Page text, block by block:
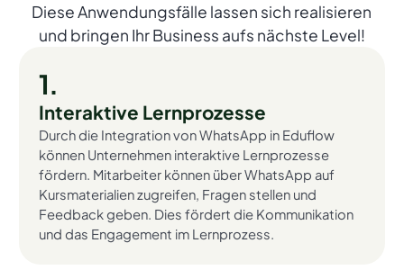
Diese Anwendungsfälle lassen sich realisieren
und bringen Ihr Business aufs nächste Level!
1.
Interaktive Lernprozesse
Durch die Integration von WhatsApp in Eduflow
können Unternehmen interaktive Lernprozesse
fördern. Mitarbeiter können über WhatsApp auf
Kursmaterialien zugreifen, Fragen stellen und
Feedback geben. Dies fördert die Kommunikation
und das Engagement im Lernprozess.